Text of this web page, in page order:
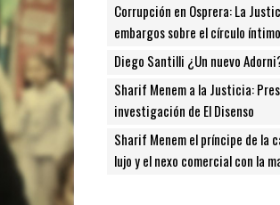
Corrupción en Osprera: La
embargos sobre el círculo
Diego Santilli ¿Un nuevo
Sharif Menem a la Justicia:
investigación de El Disenso
Sharif Menem el príncipe de la
lujo y el nexo comercial con la